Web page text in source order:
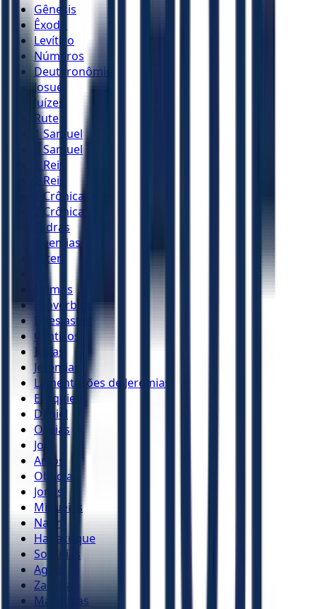
Gênesis
Êxodo
Levítico
Números
Deuteronômio
Josué
Juízes
Rute
1 Samuel
2 Samuel
1 Reis
2 Reis
1 Crônicas
2 Crônicas
Esdras
Neemias
Ester
Salmos
Provérbios
Eclesiastes
Cânticos
Isaías
Jeremias
Lamentações de Jeremias
Ezequiel
Daniel
Oséias
Joel
Amós
Obadias
Jonas
Miquéias
Naum
Habacuque
Sofonias
Ageu
Zacarias
Malaquias